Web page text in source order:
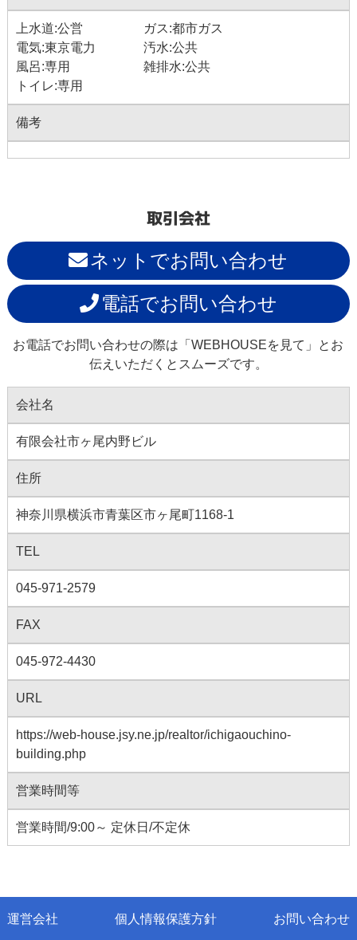
上水道:公営
ガス:都市ガス
電気:東京電力
汚水:公共
風呂:専用
雑排水:公共
トイレ:専用
備考
取引会社
ネットでお問い合わせ
電話でお問い合わせ
お電話でお問い合わせの際は「WEBHOUSEを見て」とお
伝えいただくとスムーズです。
会社名
有限会社市ヶ尾内野ビル
住所
神奈川県横浜市青葉区市ヶ尾町1168-1
TEL
045-971-2579
FAX
045-972-4430
URL
https://web-house.jsy.ne.jp/realtor/ichigaouchino-
building.php
営業時間等
営業時間/9:00～ 定休日/不定休
運営会社 個人情報保護方針 お問い合わせ